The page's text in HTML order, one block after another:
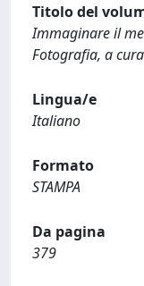
Titolo del
Immaginare il
Fotografia, a
Lingua/e
Italiano
Formato
STAMPA
Da pagina
379